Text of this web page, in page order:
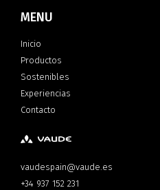
MENU
Inicio
Productos
Sostenibles
Experiencias
Contacto
vaudespain@vaude.es
+34 937 152 231